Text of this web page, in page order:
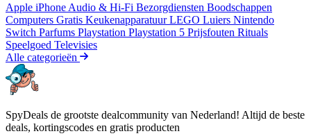
Apple iPhone Audio & Hi-Fi Bezorgdiensten Boodschappen
Computers Gratis KeukenapparatuurLEGO Luiers Nintendo
Switch Parfums Playstation Playstation 5 Prijsfouten Rituals
Speelgoed Televisies
Alle categorieën
SpyDeals de grootste dealcommunity van Nederland! Altijd de beste
deals, kortingscodes en gratis producten